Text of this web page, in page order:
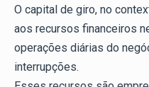
O capital de giro, no
aos recursos financeiros
operações diárias do
interrupções.